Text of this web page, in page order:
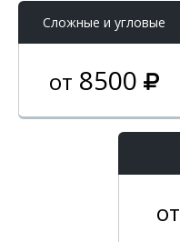
Cложные и угловые
от 8500
от